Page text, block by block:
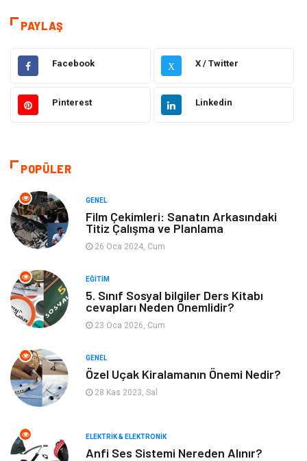
Sağlık
Hukuk Dekorasyon
Elektrik & Elektronik Giyim
Eğitim ve Kariyer
Otomotiv
Makine Alışveriş
Tatil Yeme İçme
Bilgisayar & Yazılım Spor
İnternet
Finans ve Yönetim Gayrimenkul
PAYLAŞ
Facebook X X / Twitter
Pinterest Linkedin
POPÜLER
GENEL
Film Çekimleri: Sanatın Arkasındaki
Titiz Çalışma ve Planlama
26 Oca 2024, Cum
EĞITIM
5. Sınıf Sosyal bilgiler Ders Kitabı
cevapları Neden Önemlidir?
23 Oca 2026, Cum
GENEL
Özel Uçak Kiralamanın Önemi Nedir?
28 Kas 2023, Sal
ELEKTRIK & ELEKTRONIK
Anfi Ses Sistemi Nereden Alınır?